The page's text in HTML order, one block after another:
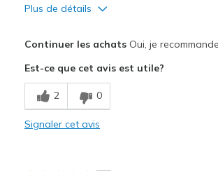
Plus de détails
Comfortable
Stylish
Continuer les achatsOui, je
Est-ce que cet avis est utile?
2 0
Signaler cet avis